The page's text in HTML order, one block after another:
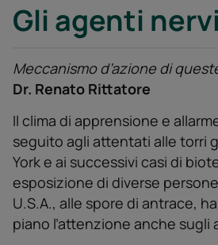
Gli agenti
Meccanismo d’azione di
Dr. Renato Rittatore
Il clima di apprensione e
seguito agli attentati alle torri
York e ai successivi casi di
esposizione di diverse
U.S.A., alle spore di antrace,
piano ľattenzione anche sugli